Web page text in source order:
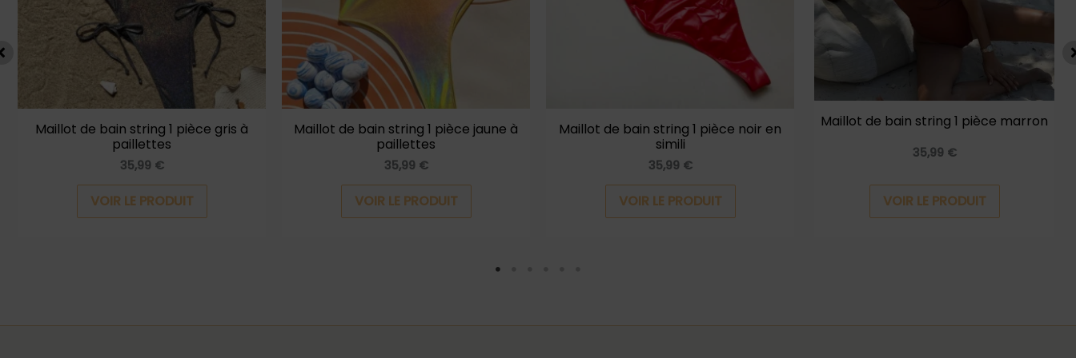
Maillot de bain string 1 pièce gris à
paillettes
35,99 €
VOIR LE PRODUIT
options
peuvent
être
choisies
la
Maillot de bain string 1 pièce jaune à
paillettes
35,99 €
VOIR LE PRODUIT
options
la
Maillot de bain string 1 pièce noir en
simili
35,99 €
VOIR LE PRODUIT
options
peuvent
être
choisies
sur
la
Maillot de bain string 1 pièce marron
35,99 €
VOIR LE PRODUIT
options
être
sur
la